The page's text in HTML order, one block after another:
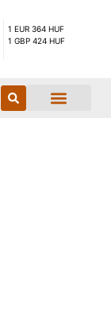
1 EUR 364 HUF
1 GBP 424 HUF